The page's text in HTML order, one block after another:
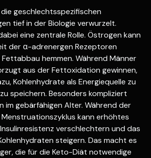
geschlechtsspezifischen
tief in der Biologie verwurzelt.
eine zentrale Rolle. Östrogen kann
der α-adrenergen Rezeptoren
hemmen. Während Männer
aus der Fettoxidation gewinnen,
Kohlenhydrate als Energiequelle zu
speichern. Besonders kompliziert
im gebärfähigen Alter. Während der
kann erhöhtes
verschlechtern und das
steigern. Das macht es
die für die Keto-Diät notwendige